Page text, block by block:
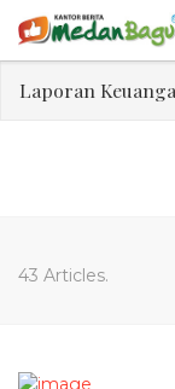
43 Articles.